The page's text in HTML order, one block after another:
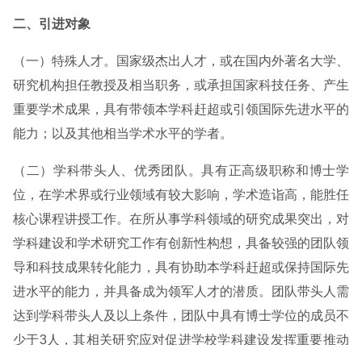
二、引进对象
（一）特殊人才。国家级杰出人才，或在国内外著名大学、
研究机构担任教授及相当职务，或承担国家科技任务、产生
重要学术成果，具有带领本学科赶超或引领国际先进水平的
能力；以及其他相当学术水平的学者。
（二）学科带头人、优秀团队。具有正高级职称和博士学
位，在学术界或行业领域有较大影响，学术造诣高，能胜任
核心课程讲授工作。在所从事学科领域的研究成果突出，对
学科建设和学术研究工作有创新性构想，具备较强的团队领
导和科技成果转化能力，具有协助本学科赶超或保持国际先
进水平的能力，并具备成为领军人才的潜质。团队带头人需
达到学科带头人及以上条件，团队中具有博士学位的成员不
少于3人，其相关研究应对促进学校学科建设发挥重要推动